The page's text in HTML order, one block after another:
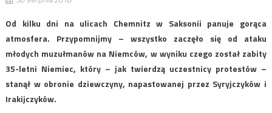
Od kilku dni na ulicach Chemnitz w Saksonii panuje gorąca
atmosfera. Przypomnijmy – wszystko zaczęło się od ataku
młodych muzułmanów na Niemców, w wyniku czego został zabity
35-letni Niemiec, który – jak twierdzą uczestnicy protestów –
stanął w obronie dziewczyny, napastowanej przez Syryjczyków i
Irakijczyków.